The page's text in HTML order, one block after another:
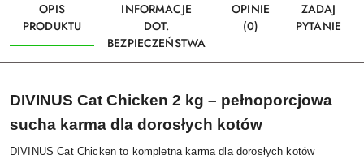
OPIS
PRODUKTU
INFORMACJE
DOT.
BEZPIECZEŃSTWA
OPINIE
(0)
ZADAJ
PYTANIE
DIVINUS Cat Chicken 2 kg – pełnoporcjowa
sucha karma dla dorosłych kotów
DIVINUS Cat Chicken to kompletna karma dla dorosłych kotów